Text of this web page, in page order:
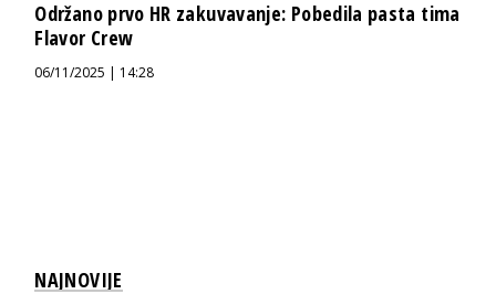
Održano prvo HR zakuvavanje: Pobedila pasta tima
Flavor Crew
06/11/2025 | 14:28
NAJNOVIJE